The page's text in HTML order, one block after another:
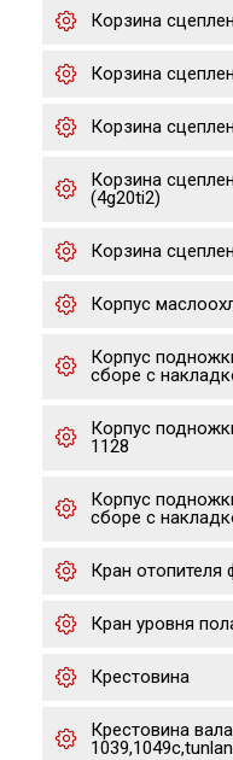
Корзина
Корзина
Корзина
Корзина
(4g20ti2)
Корзина
Корпус
Корпус
сборе с
Корпус
1128
Корпус
сборе с
Кран
Кран уровня
Крестовина
Крестовина